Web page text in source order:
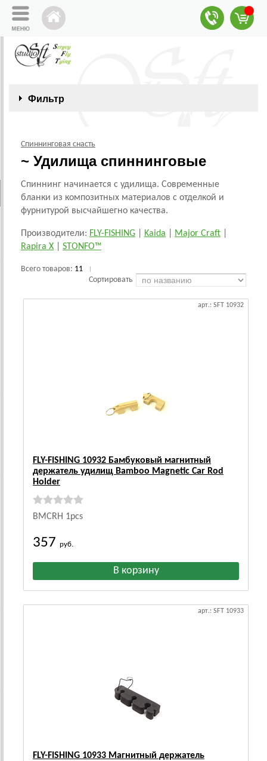
Фильтр
Спиннинговая снасть
~ Удилища спиннинговые
Спиннинг начинается с удилища. Современные
бланки из композитных материалов с отделкой и
фурнитурой высчайшегно качества.
Производители: FLY-FISHING Kaida Major Craft
Rapira X
STONFO™
Всего товаров: 11
Сортировать
арт.: SFT 10932
FLY-FISHING 10932 Бамбуковый магнитный
держатель удилищ Bamboo Magnetic Car Rod
Holder
BMCRH 1pcs
357 руб.
арт.: SFT 10933
FLY-FISHING 10933 Магнитный держатель